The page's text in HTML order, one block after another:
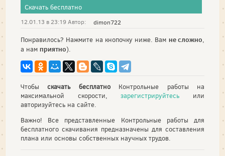
Скачать бесплатно
12.01.13 в 23:19 Автор: dimon722
Понравилось? Нажмите на кнопочку ниже. Вам не сложно,
а нам приятно).
Чтобыскачать бесплатноКонтрольные работы на
максимальной скорости,зарегистрируйтесь или
авторизуйтесь на сайте.
Важно! Все представленные Контрольные работы для
бесплатного скачивания предназначены для составления
плана или основы собственных научных трудов.